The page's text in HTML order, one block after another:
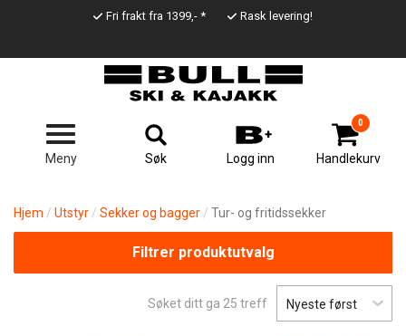
Line
Fri frakt fra 1399,- * Rask levering!
Meny Søk Logg inn Handlekurv
0
Hjem Utstyr Sekker og bagger Tur- og fritidssekker
Filtrer produktutvalg
Søket ditt ga 25 treff